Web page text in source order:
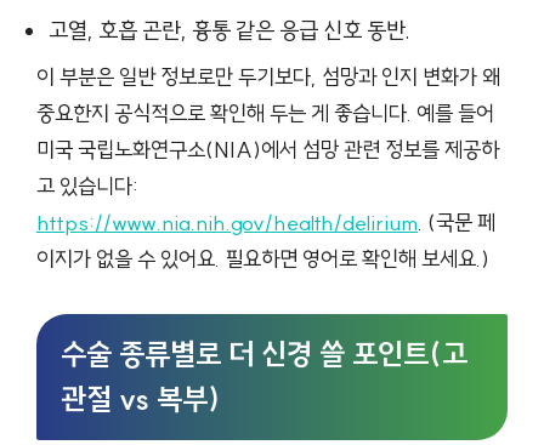
고열, 호흡 곤란, 흉통 같은 응급 신호 동반.
이 부분은 일반 정보로만 두기보다, 섬망과 인지 변화가 왜
중요한지 공식적으로 확인해 두는 게 좋습니다. 예를 들어
미국 국립노화연구소(NIA)에서 섬망 관련 정보를 제공하
고 있습니다:
https://www.nia.nih.gov/health/delirium. (국문 페
이지가 없을 수 있어요. 필요하면 영어로 확인해 보세요.)
수술 종류별로 더 신경 쓸 포인트(고
관절 vs 복부)